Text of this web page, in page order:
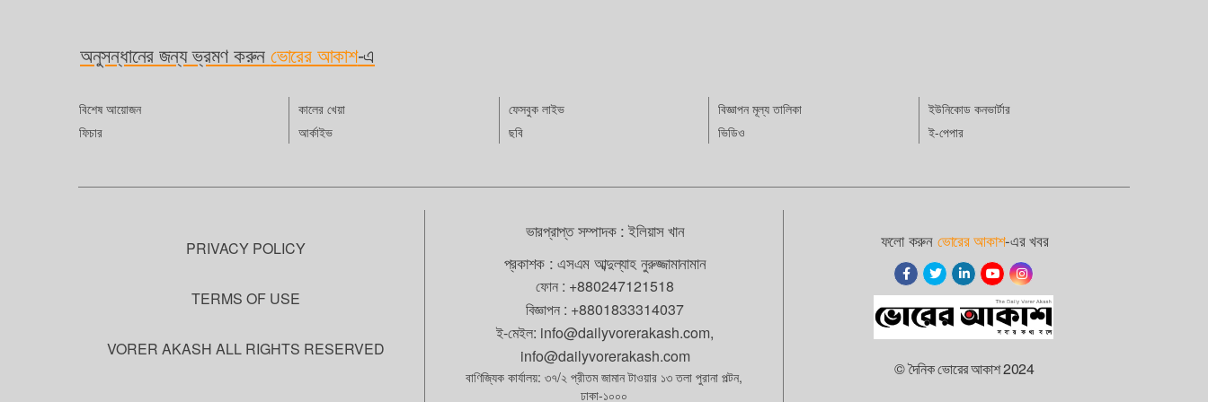
ক্ষমতায় আসেন বামপন্থি লুইজ ইনাসিও লুলা ডা সিলভা। দেশের প্রশাসনিক
পাশাপাশি নিরাপত্তা বিষয়েও অসন্তোষ প্রকাশ করেছেন লুলা।
অনুসন্ধানের জন্য ভ্রমণ করুনভোরের আকাশ-এ
বিশেষ আয়োজন কালের খেয়া ফেসবুক লাইভ বিজ্ঞাপন মূল্য তালিকা
ইউনিকোড কনভার্টার
ফিচার
আর্কাইভ ছবি ভিডিও ই-পেপার
PRIVACY POLICY
TERMS OF USE
VORER AKASH ALL RIGHTS RESERVED
ভারপ্রাপ্ত সম্পাদক : ইলিয়াস খান
প্রকাশক : এসএম আব্দুল্যাহ নুরুজ্জামানামান
ফোন : +880247121518
বিজ্ঞাপন : +8801833314037
ই-মেইল: info@dailyvorerakash.com,
info@dailyvorerakash.com
বাণিজ্যিক কার্যালয়: ৩৭/২ প্রীতম জামান টাওয়ার ১৩ তলা পুরানা পল্টন,
ঢাকা-১০০০
ফলো করুন ভোরের আকাশ-এর খবর
© দৈনিক ভোরের আকাশ 2024